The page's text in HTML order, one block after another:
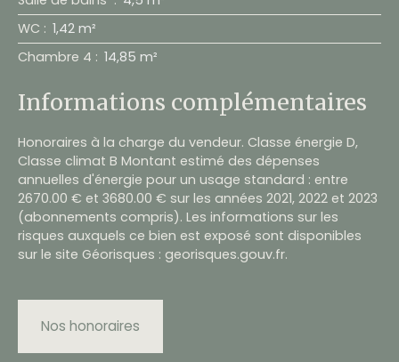
WC : 1,42 m²
Chambre 4 : 14,85 m²
Informations complémentaires
Honoraires à la charge du vendeur. Classe énergie D,
Classe climat B Montant estimé des dépenses
annuelles d'énergie pour un usage standard : entre
2670.00 € et 3680.00 € sur les années 2021, 2022 et 2023
(abonnements compris). Les informations sur les
risques auxquels ce bien est exposé sont disponibles
sur le site Géorisques : georisques.gouv.fr.
Nos honoraires